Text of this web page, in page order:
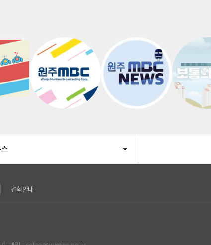
견학안내